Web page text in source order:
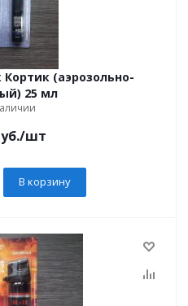
(аэрозольно-
25 мл
/шт
В корзину